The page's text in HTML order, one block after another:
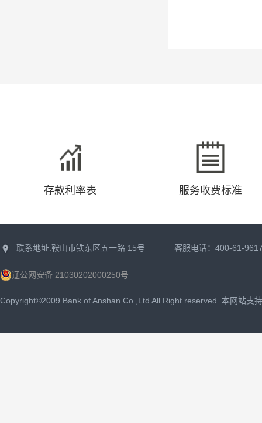
存款利率表 服务收费标准
联系地址:鞍山市铁东区五一路 15号 客服电话：400-61-
辽公网安备 21030202000250号
Copyright©2009 Bank of Anshan Co.,Ltd All Right reserved. 本网站支